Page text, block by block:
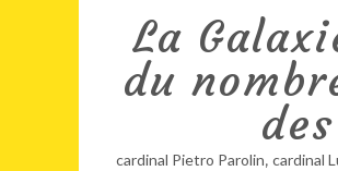
La
du
cardinal Pietro Parolin, cardinal